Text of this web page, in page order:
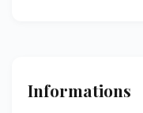
Informations